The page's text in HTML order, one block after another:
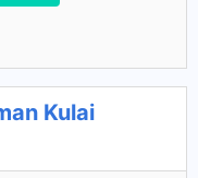
Kulai